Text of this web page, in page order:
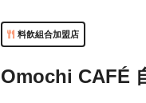
料飲組合加盟店
Omochi CAFÉ